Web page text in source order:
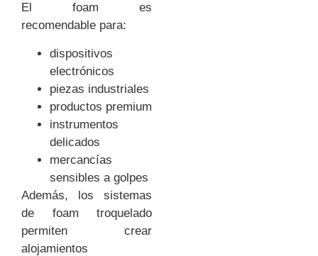
El foam es
recomendable para:
dispositivos
electrónicos
piezas industriales
productos premium
instrumentos
delicados
mercancías
sensibles a golpes
Además, los sistemas
de foam troquelado
permiten crear
alojamientos